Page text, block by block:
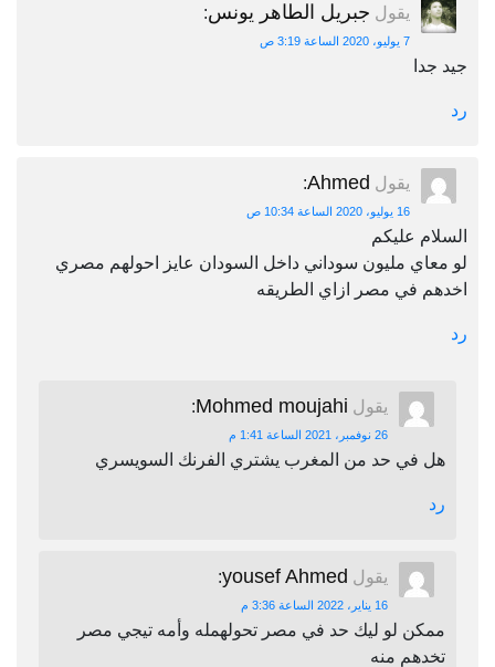
يقول جبريل الطاهر يونس:
7 يوليو، 2020 الساعة 3:19 ص
جيد جدا
رد
يقول Ahmed
:
16 يوليو، 2020 الساعة 10:34 ص
السلام عليكم
لو معاي مليون سوداني داخل السودان عايز احولهم مصري
اخدهم في مصر ازاي الطريقه
رد
يقول Mohmed moujahi
:
26 نوفمبر، 2021 الساعة 1:41 م
هل في حد من المغرب يشتري الفرنك السويسري
رد
يقول yousef Ahmed
:
16 يناير، 2022 الساعة 3:36 م
ممكن لو ليك حد في مصر تحولهمله وأمه تيجي مصر
تخدهم منه